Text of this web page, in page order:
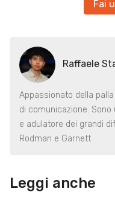
Fai
Raffaele
Appassionato della
di comunicazione.
e adulatore dei grandi
Rodman e Garnett
Leggi anche